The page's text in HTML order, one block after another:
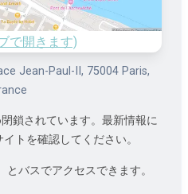
で開きます)
Jean-Paul-II, 75004 Paris,
鎖されています。最新情報に
トを確認してください。
とバスでアクセスできます。